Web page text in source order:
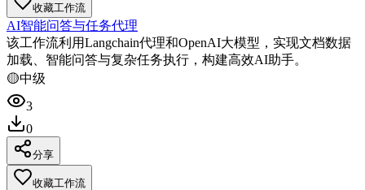
收藏工作流
AI智能问答与任务代理
该工作流利用Langchain代理和OpenAI大模型，实现文档数据
加载、智能问答与复杂任务执行，构建高效AI助手。
🟡中级
3
0
分享
收藏工作流